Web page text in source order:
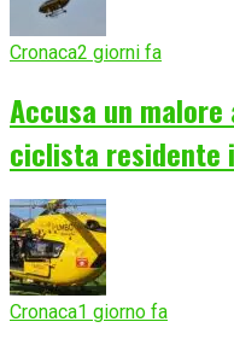
Cronaca2 giorni fa
Accusa un malore
ciclista residente
Cronaca1 giorno fa